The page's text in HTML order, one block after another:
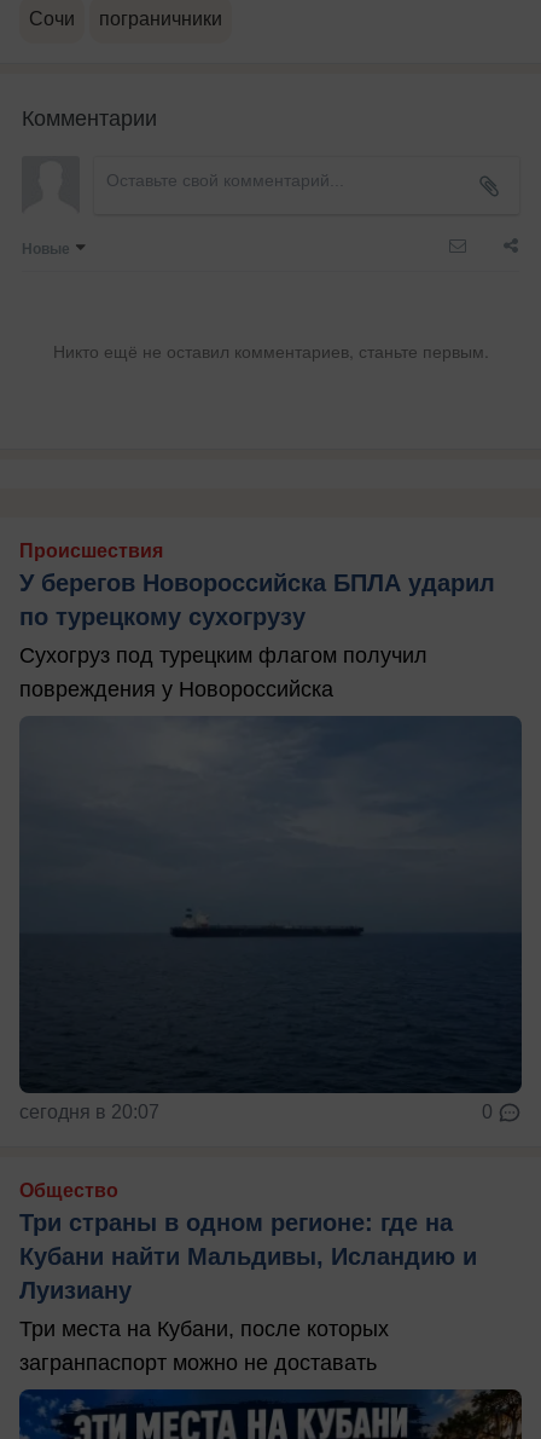
Сочи пограничники
Комментарии
Новые
Никто ещё не оставил комментариев, станьте первым.
Происшествия
У берегов Новороссийска БПЛА ударил
по турецкому сухогрузу
Сухогруз под турецким флагом получил
повреждения у Новороссийска
сегодня в 20:07 0
Общество
Три страны в одном регионе: где на
Кубани найти Мальдивы, Исландию и
Луизиану
Три места на Кубани, после которых
загранпаспорт можно не доставать